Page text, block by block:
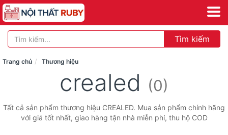
Tìm kiếm
Trang chủ Thương hiệu
crealed (0)
Tất cả sản phẩm thương hiệu CREALED. Mua sản phẩm chính hãng
với giá tốt nhất, giao hàng tận nhà miễn phí, thu hộ COD